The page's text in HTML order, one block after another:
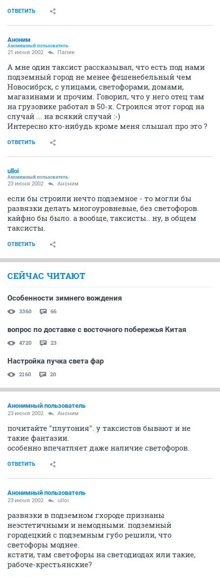
ОТВЕТИТЬ
Аноним
Анонимный пользователь
21 июня 2002 Папик
А мне один таксист рассказывал, что есть под нами
подземный город не менее фешенебельный чем
Новосибрск, с улицами, светофорами, домами,
магазинами и прочим. Говорил, что у него отец там
на грузовике работал в 50-х. Строился этот город на
случай ... на всякий случай :-)
Интересно кто-нибудь кроме меня слышал про это ?
ОТВЕТИТЬ
ulloi
Анонимный пользователь
23 июня 2002 Аноним
если бы строили нечто подземное - то могли бы
развязки делать многоуровневые, без светофоров.
кайфно бы было. а вообще, таксисты.. ну, в общем
таксисты.
ОТВЕТИТЬ
СЕЙЧАС ЧИТАЮТ
Особенности зимнего вождения
3360 66
вопрос по доставке с восточного побережья Китая
4720 23
Настройка пучка света фар
2160 20
Анонимный пользователь
23 июня 2002 Аноним
почитайте "плутония". у таксистов бывают и не
такие фантазии.
особенно впечатляет даже наличие светофоров.
ОТВЕТИТЬ
Анонимный пользователь
23 июня 2002 ulloi
развязки в подземном гхороде признаны
неэстетичными и немодными. подземный
городецкий с подземным губо решили, что
светофоры моднее.
кстати, там светофоры на светодиодах или такие,
рабоче-крестьянские?